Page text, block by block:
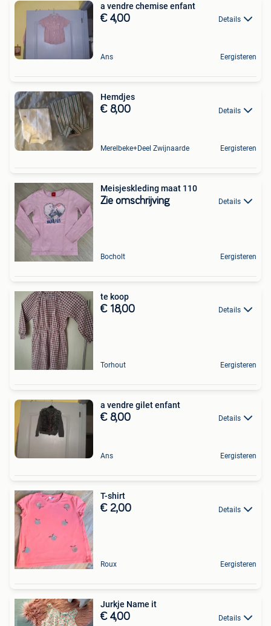
a vendre chemise enfant
€ 4,00 Details
Ans Eergisteren
Hemdjes
€ 8,00 Details
Merelbeke+Deel Zwijnaarde Eergisteren
Meisjeskleding maat 110
Zie omschrijving Details
Bocholt Eergisteren
te koop
€ 18,00 Details
Torhout Eergisteren
a vendre gilet enfant
€ 8,00 Details
Ans Eergisteren
T-shirt
€ 2,00 Details
Roux Eergisteren
Jurkje Name it
€ 4,00 Details